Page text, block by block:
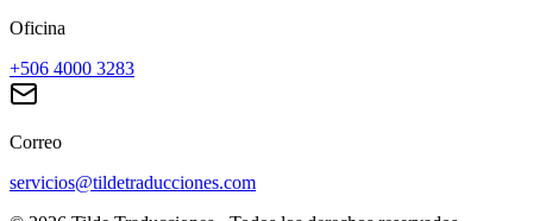
Oficina
+506 4000 3283
Correo
servicios@tildetraducciones.com